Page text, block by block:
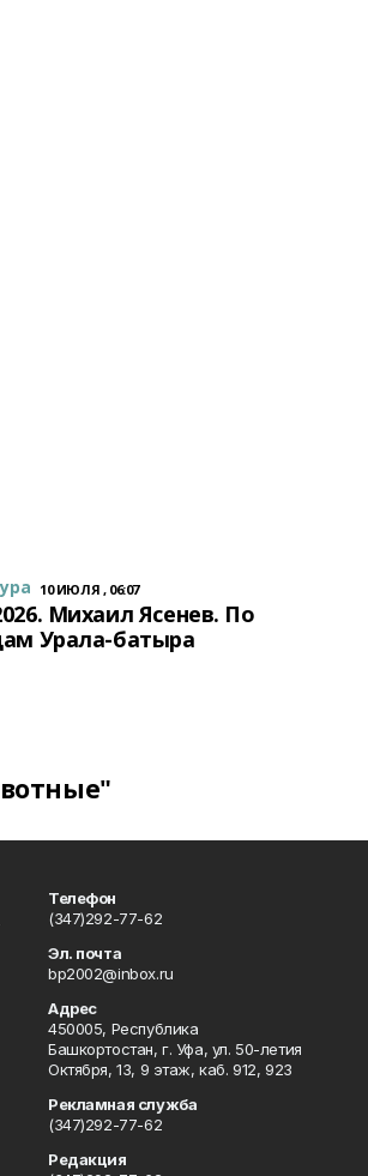
10 ИЮЛЯ , 06:07
Михаил Ясенев. По
Урала-батыра
Телефон
(347)292-77-62
Эл. почта
bp2002@inbox.ru
Адрес
450005, Республика
Башкортостан, г. Уфа, ул. 50-летия
Октября, 13, 9 этаж, каб. 912, 923
Рекламная служба
(347)292-77-62
Редакция